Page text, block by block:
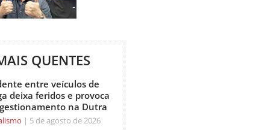
QUENTES
entre veículos de
deixa feridos e provoca
na Dutra
5 de agosto de 2026